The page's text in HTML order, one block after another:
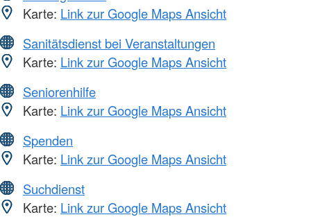
Karte: Link zur Google Maps Ansicht
Sanitätsdienst bei Veranstaltungen
Karte: Link zur Google Maps Ansicht
Seniorenhilfe
Karte: Link zur Google Maps Ansicht
Spenden
Karte: Link zur Google Maps Ansicht
Suchdienst
Karte: Link zur Google Maps Ansicht